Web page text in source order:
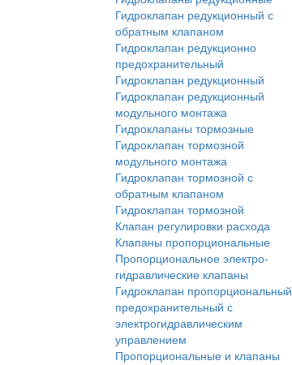
Гидроклапан редукционный с
обратным клапаном
Гидроклапан редукционно
предохранительный
Гидроклапан редукционный
Гидроклапан редукционный
модульного монтажа
Гидроклапаны тормозные
Гидроклапан тормозной
модульного монтажа
Гидроклапан тормозной с
обратным клапаном
Гидроклапан тормозной
Клапан регулировки расхода
Клапаны пропорциональные
Пропорциональное электро-
гидравлические клапаны
Гидроклапан пропорциональный
предохранительный с
электрогидравлическим
управлением
Пропорциональные и клапаны